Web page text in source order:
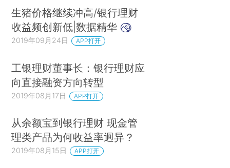
生猪价格继续冲高/银行理财
收益频创新低|数据精华
2019年09月24日 APP打开
工银理财董事长：银行理财应
向直接融资方向转型
2019年08月17日 APP打开
从余额宝到银行理财 现金管
理类产品为何收益率迥异？
2019年08月15日 APP打开